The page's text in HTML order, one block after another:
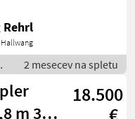
Rehrl
2 mesecev na spletu
m 3 t
18.500